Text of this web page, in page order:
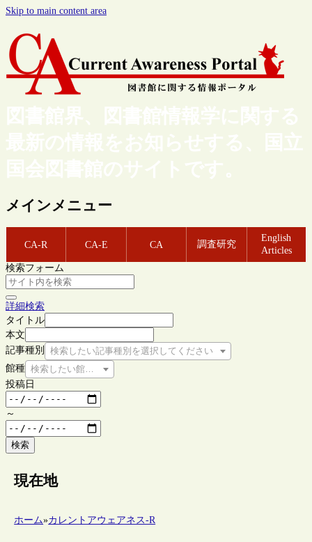
Skip to main content area
図書館界、図書館情報学に関する
最新の情報をお知らせする、国立
国会図書館のサイトです。
メインメニュー
CA-R CA-E CA 調査研究
English
Articles
検索フォーム
詳細検索
タイトル
本文
記事種別
検索したい記事種別を選択してください
館種 検索したい館種を選択してください
投稿日
～
検索
現在地
ホーム»カレントアウェアネス-R